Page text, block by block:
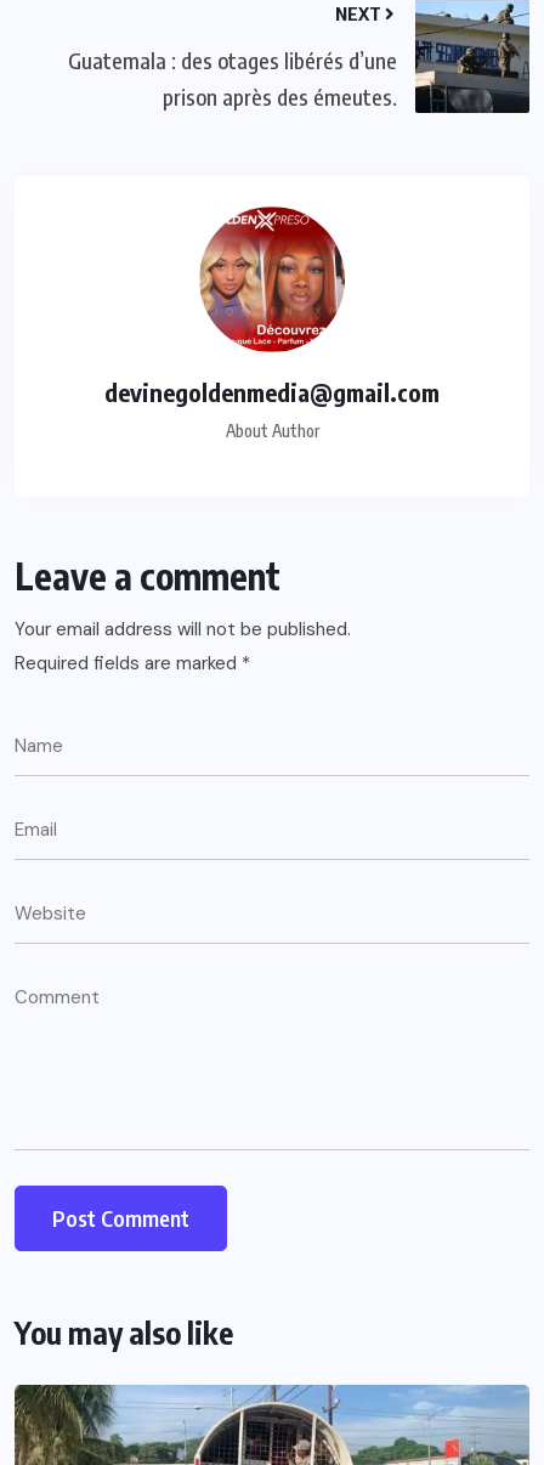
NEXT
Guatemala : des otages libérés d’une
prison après des émeutes.
devinegoldenmedia@gmail.com
About Author
Leave a comment
Your email address will not be published.
Required fields are marked *
You may also like